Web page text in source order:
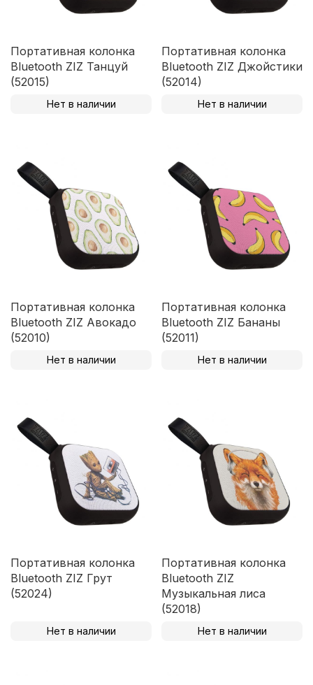
Портативная колонка
Bluetooth ZIZ Танцуй
(52015)
Нет в наличии
Портативная колонка
Bluetooth ZIZ Джойстики
(52014)
Нет в наличии
Портативная колонка
Bluetooth ZIZ Авокадо
(52010)
Нет в наличии
Портативная колонка
Bluetooth ZIZ Бананы
(52011)
Нет в наличии
Портативная колонка
Bluetooth ZIZ Грут
(52024)
Нет в наличии
Портативная колонка
Bluetooth ZIZ
Музыкальная лиса
(52018)
Нет в наличии